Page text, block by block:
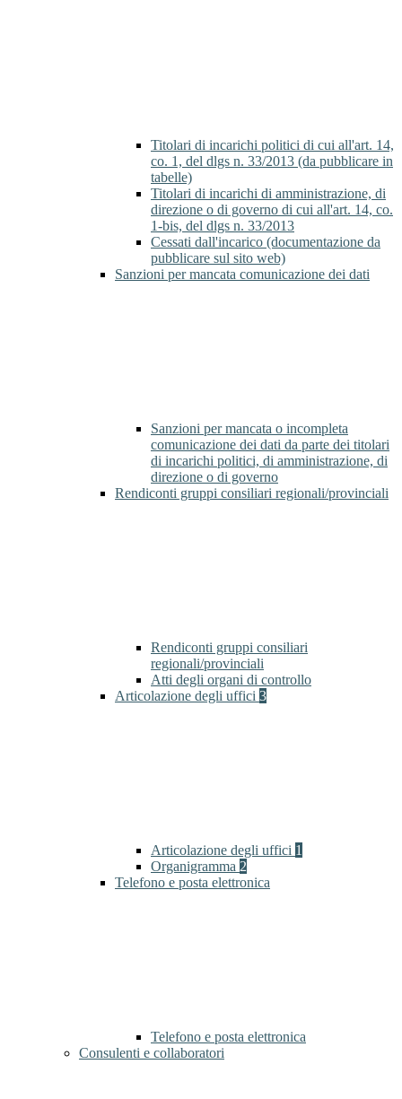
Titolari di incarichi politici di cui all'art. 14,
co. 1, del dlgs n. 33/2013 (da pubblicare in
tabelle)
Titolari di incarichi di amministrazione, di
direzione o di governo di cui all'art. 14, co.
1-bis, del dlgs n. 33/2013
Cessati dall'incarico (documentazione da
pubblicare sul sito web)
Sanzioni per mancata comunicazione dei dati
Sanzioni per mancata o incompleta
comunicazione dei dati da parte dei titolari
di incarichi politici, di amministrazione, di
direzione o di governo
Rendiconti gruppi consiliari regionali/provinciali
Rendiconti gruppi consiliari
regionali/provinciali
Atti degli organi di controllo
Articolazione degli uffici 3
Articolazione degli uffici 1
Organigramma 2
Telefono e posta elettronica
Telefono e posta elettronica
Consulenti e collaboratori